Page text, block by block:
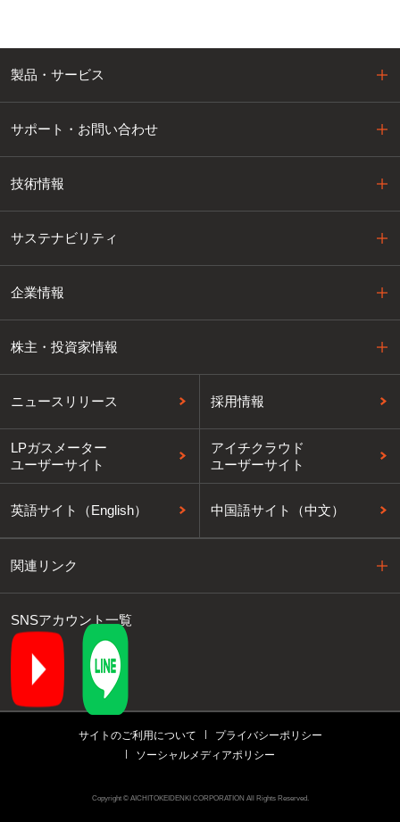
製品・サービス
サポート・お問い合わせ
技術情報
サステナビリティ
企業情報
株主・投資家情報
ニュースリリース 採用情報
LPガスメーター
ユーザーサイト
アイチクラウド
ユーザーサイト
英語サイト（English） 中国語サイト（中文）
関連リンク
SNSアカウント一覧
サイトのご利用について
プライバシーポリシー
ソーシャルメディアポリシー
Copyright © AICHITOKEIDENKI CORPORATION All Rights Reserved.